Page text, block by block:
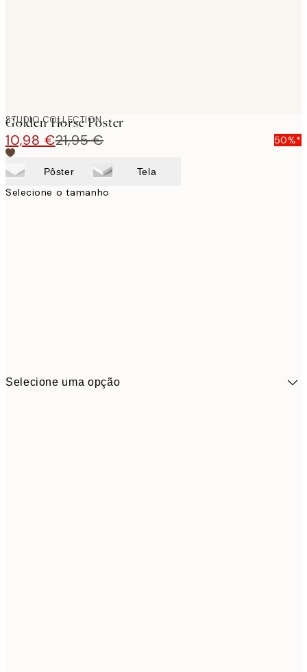
STUDIO COLLECTION
Golden Horse Poster
10,98 €21,95 € 50%*
Pôster Tela
Selecione o tamanho
Selecione uma opção